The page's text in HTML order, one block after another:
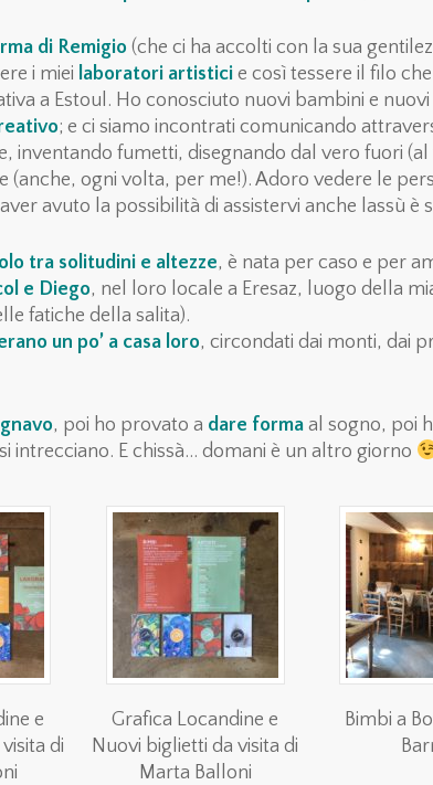
di Remigio (che ci ha accolti con la sua
i miei laboratori artistici e così tessere il filo
a Estoul. Ho conosciuto nuovi bambini e
; e ci siamo incontrati comunicando
inventando fumetti, disegnando dal vero fuori
(anche, ogni volta, per me!). Adoro vedere le
avuto la possibilità di assistervi anche lassù è
tra solitudini e altezze, è nata per caso e per
e Diego, nel loro locale a Eresaz, luogo della
fatiche della salita).
un po’ a casa loro, circondati dai monti, dai
, poi ho provato a dare forma al sogno, poi
intrecciano. E chissà… domani è un altro giorno
e
di
Grafica Locandine e
Nuovi biglietti da visita di
Marta Balloni
Bimbi a